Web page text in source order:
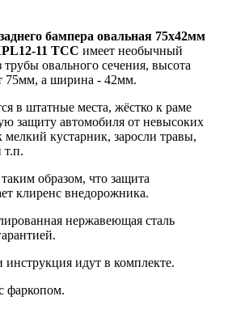
бампера овальная 75х42мм
11 ТСС имеет необычный
овального сечения, высота
75мм, а ширина - 42мм.
в штатные места, жёстко к раме
защиту автомобиля от невысоких
мелкий кустарник, заросли травы,
т.п.
образом, что защита
клиренс внедорожника.
нержавеющая сталь
идут в комплекте.
фаркопом.